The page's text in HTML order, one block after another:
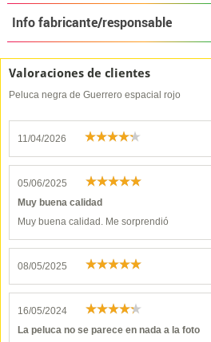
Info fabricante/responsable
Valoraciones de clientes
Peluca negra de Guerrero espacial rojo
11/04/2026
05/06/2025
Muy buena calidad
Muy buena calidad. Me sorprendió
08/05/2025
16/05/2024
La peluca no se parece en nada a la foto